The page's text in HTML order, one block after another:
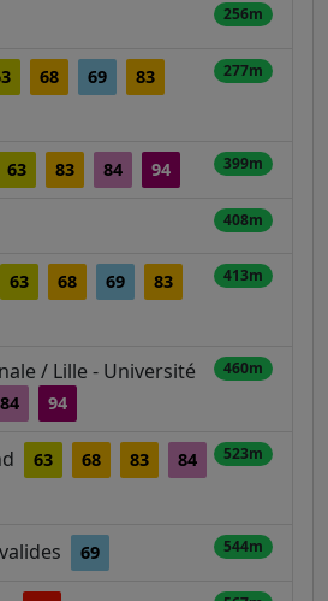
256m
68 69
83
277m
63 83 84 94 399m
408m
63 68 69
83
413m
/ Lille - Université
84 94
460m
63 68 83
84
523m
69 544m